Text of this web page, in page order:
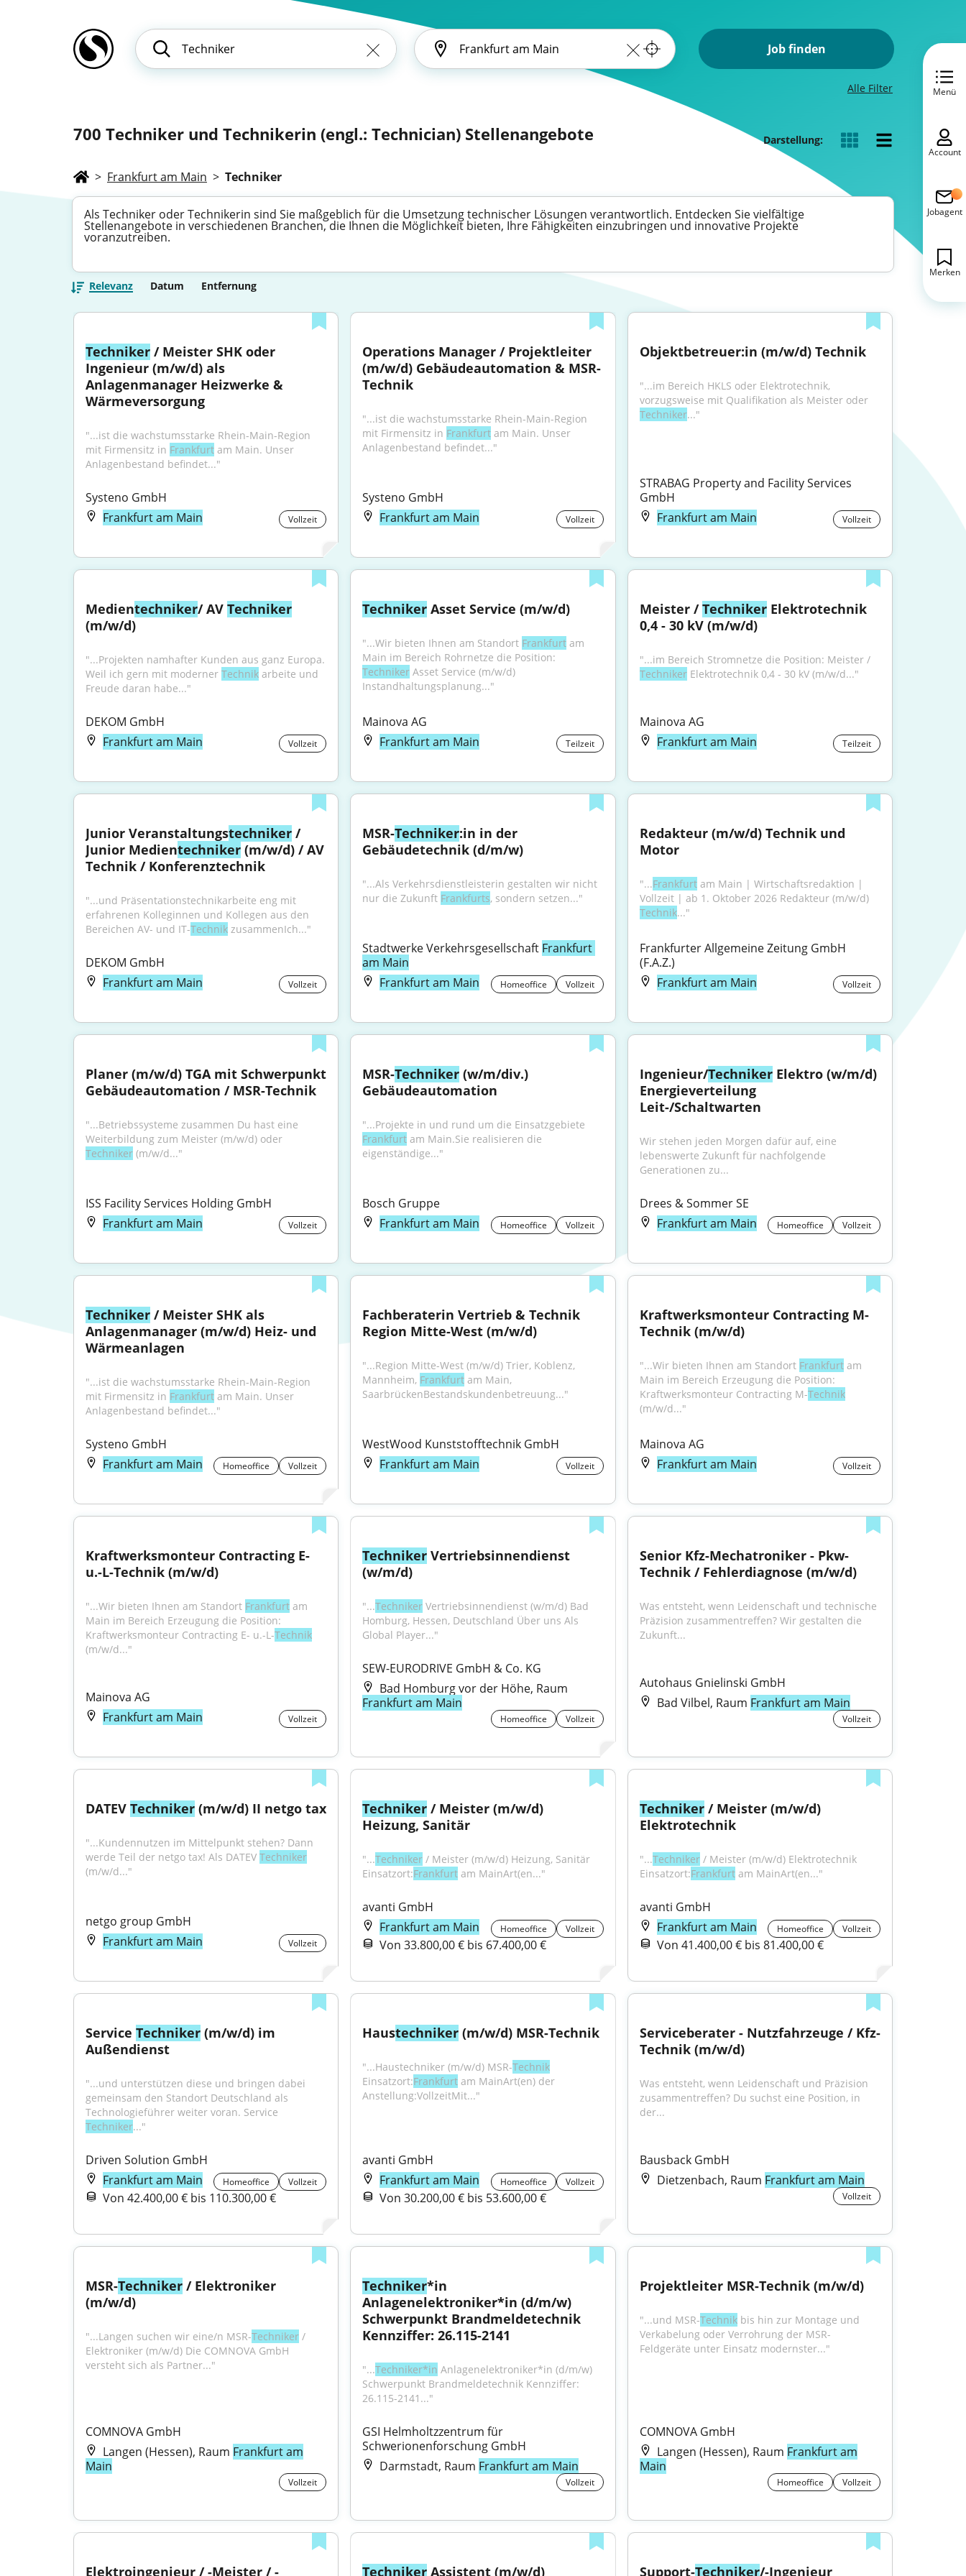
Job finden
Alle Filter
700 Techniker und Technikerin (engl.: Technician) Stellenangebote Darstellung:
> Frankfurt am Main > Techniker
Als Techniker oder Technikerin sind Sie maßgeblich für die Umsetzung technischer Lösungen verantwortlich. Entdecken Sie vielfältige
Stellenangebote in verschiedenen Branchen, die Ihnen die Möglichkeit bieten, Ihre Fähigkeiten einzubringen und innovative Projekte
voranzutreiben.
Relevanz Datum Entfernung
Techniker / Meister SHK oder
Ingenieur (m/w/d) als
Anlagenmanager Heizwerke &
Wärmeversorgung
"...ist die wachstumsstarke Rhein-Main-Region
mit Firmensitz in Frankfurt am Main. Unser
Anlagenbestand befindet..."
Systeno GmbH
Frankfurt am Main
Vollzeit
Operations Manager / Projektleiter
(m/w/d) Gebäudeautomation & MSR-
Technik
"...ist die wachstumsstarke Rhein-Main-Region
mit Firmensitz in Frankfurt am Main. Unser
Anlagenbestand befindet..."
Systeno GmbH
Frankfurt am Main
Vollzeit
Objektbetreuer:in (m/w/d) Technik
"...im Bereich HKLS oder Elektrotechnik,
vorzugsweise mit Qualifikation als Meister oder
Techniker..."
STRABAG Property and Facility Services
GmbH
Frankfurt am Main
Vollzeit
Medientechniker/ AV Techniker
(m/w/d)
"...Projekten namhafter Kunden aus ganz Europa.
Weil ich gern mit moderner Technik arbeite und
Freude daran habe..."
DEKOM GmbH
Frankfurt am Main
Vollzeit
Techniker Asset Service (m/w/d)
"...Wir bieten Ihnen am Standort Frankfurt am
Techniker Asset Service (m/w/d)
Instandhaltungsplanung..."
Mainova AG
Frankfurt am Main
Teilzeit
Meister / Techniker Elektrotechnik
0,4 - 30 kV (m/w/d)
"...im Bereich Stromnetze die Position: Meister /
Techniker Elektrotechnik 0,4 - 30 kV (m/w/d..."
Mainova AG
Frankfurt am Main
Teilzeit
Junior Veranstaltungstechniker /
Junior Medientechniker (m/w/d) / AV
Technik / Konferenztechnik
"...und Präsentationstechnikarbeite eng mit
erfahrenen Kolleginnen und Kollegen aus den
Bereichen AV- und IT-Technik zusammenIch..."
DEKOM GmbH
Frankfurt am Main
Vollzeit
MSR-Techniker:in in der
Gebäudetechnik (d/m/w)
"...Als Verkehrsdienstleisterin gestalten wir nicht
nur die Zukunft Frankfurts, sondern setzen..."
Stadtwerke Verkehrsgesellschaft Frankfurt
am Main
Frankfurt am Main
Homeoffice Vollzeit
Redakteur (m/w/d) Technik und
Motor
"...Frankfurt am Main | Wirtschaftsredaktion |
Vollzeit | ab 1. Oktober 2026 Redakteur (m/w/d)
Technik..."
Frankfurter Allgemeine Zeitung GmbH
(F.A.Z.)
Frankfurt am Main
Vollzeit
Planer (m/w/d) TGA mit Schwerpunkt
Gebäudeautomation / MSR-Technik
"...Betriebssysteme zusammen Du hast eine
Techniker (m/w/d..."
ISS Facility Services Holding GmbH
Frankfurt am Main
Vollzeit
MSR-Techniker (w/m/div.)
Gebäudeautomation
Frankfurt am Main.Sie realisieren die
eigenständige..."
Bosch Gruppe
Frankfurt am Main
Homeoffice Vollzeit
Ingenieur/Techniker Elektro (w/m/d)
Energieverteilung
Leit-/Schaltwarten
Wir stehen jeden Morgen dafür auf, eine
lebenswerte Zukunft für nachfolgende
Generationen zu...
Drees & Sommer SE
Frankfurt am Main
Homeoffice Vollzeit
Techniker / Meister SHK als
Anlagenmanager (m/w/d) Heiz- und
Wärmeanlagen
"...ist die wachstumsstarke Rhein-Main-Region
mit Firmensitz in Frankfurt am Main. Unser
Anlagenbestand befindet..."
Systeno GmbH
Frankfurt am Main
Homeoffice Vollzeit
Fachberaterin Vertrieb & Technik
Region Mitte-West (m/w/d)
"...Region Mitte-West (m/w/d) Trier, Koblenz,
Mannheim, Frankfurt am Main,
SaarbrückenBestandskundenbetreuung..."
WestWood Kunststofftechnik GmbH
Frankfurt am Main
Vollzeit
Kraftwerksmonteur Contracting M-
Technik (m/w/d)
"...Wir bieten Ihnen am Standort Frankfurt am
Main im Bereich Erzeugung die Position:
Kraftwerksmonteur Contracting M-Technik
(m/w/d..."
Mainova AG
Frankfurt am Main
Vollzeit
Kraftwerksmonteur Contracting E-
u.-L-Technik (m/w/d)
"...Wir bieten Ihnen am Standort Frankfurt am
Main im Bereich Erzeugung die Position:
Kraftwerksmonteur Contracting E- u.-L-Technik
(m/w/d..."
Mainova AG
Frankfurt am Main
Vollzeit
Techniker Vertriebsinnendienst
(w/m/d)
"...Techniker Vertriebsinnendienst (w/m/d) Bad
Homburg, Hessen, Deutschland Über uns Als
Global Player..."
SEW-EURODRIVE GmbH & Co. KG
Bad Homburg vor der Höhe, Raum
Frankfurt am Main
Homeoffice Vollzeit
Senior Kfz-Mechatroniker - Pkw-
Technik / Fehlerdiagnose (m/w/d)
Was entsteht, wenn Leidenschaft und technische
Präzision zusammentreffen? Wir gestalten die
Zukunft...
Autohaus Gnielinski GmbH
Bad Vilbel, Raum Frankfurt am Main
Vollzeit
DATEV Techniker (m/w/d) II netgo tax
"...Kundennutzen im Mittelpunkt stehen? Dann
werde Teil der netgo tax! Als DATEV Techniker
(m/w/d..."
netgo group GmbH
Frankfurt am Main
Vollzeit
Techniker / Meister (m/w/d)
Heizung, Sanitär
"...Techniker / Meister (m/w/d) Heizung, Sanitär
Einsatzort:Frankfurt am MainArt(en..."
avanti GmbH
Frankfurt am Main
Homeoffice Vollzeit
Von 33.800,00 € bis 67.400,00 €
Techniker / Meister (m/w/d)
Elektrotechnik
"...Techniker / Meister (m/w/d) Elektrotechnik
Einsatzort:Frankfurt am MainArt(en..."
avanti GmbH
Frankfurt am Main
Homeoffice Vollzeit
Von 41.400,00 € bis 81.400,00 €
Service Techniker (m/w/d) im
Außendienst
"...und unterstützen diese und bringen dabei
gemeinsam den Standort Deutschland als
Techniker..."
Driven Solution GmbH
Frankfurt am Main
Homeoffice Vollzeit
Von 42.400,00 € bis 110.300,00 €
Haustechniker (m/w/d) MSR-Technik
"...Haustechniker (m/w/d) MSR-Technik
Einsatzort:Frankfurt am MainArt(en) der
Anstellung:VollzeitMit..."
avanti GmbH
Frankfurt am Main
Homeoffice Vollzeit
Von 30.200,00 € bis 53.600,00 €
Serviceberater - Nutzfahrzeuge / Kfz-
Technik (m/w/d)
Was entsteht, wenn Leidenschaft und Präzision
zusammentreffen? Du suchst eine Position, in
der...
Bausback GmbH
Dietzenbach, Raum Frankfurt am Main
Vollzeit
MSR-Techniker / Elektroniker
(m/w/d)
"...Langen suchen wir eine/n MSR-Techniker /
Elektroniker (m/w/d) Die COMNOVA GmbH
versteht sich als Partner..."
COMNOVA GmbH
Langen (Hessen), Raum Frankfurt am
Main
Vollzeit
Techniker*in
Anlagenelektroniker*in (d/m/w)
Schwerpunkt Brandmeldetechnik
Kennziffer: 26.115-2141
"...Techniker*in Anlagenelektroniker*in (d/m/w)
Schwerpunkt Brandmeldetechnik Kennziffer:
26.115-2141..."
GSI Helmholtzzentrum für
Schwerionenforschung GmbH
Darmstadt, Raum Frankfurt am Main
Vollzeit
Projektleiter MSR-Technik (m/w/d)
"...und MSR-Technik bis hin zur Montage und
Verkabelung oder Verrohrung der MSR-
Feldgeräte unter Einsatz modernster..."
COMNOVA GmbH
Langen (Hessen), Raum Frankfurt am
Main
Homeoffice Vollzeit
Elektroingenieur / -Meister / - Techniker Assistent (m/w/d) Support-Techniker/-Ingenieur
Menü
Account
Jobagent
Merken